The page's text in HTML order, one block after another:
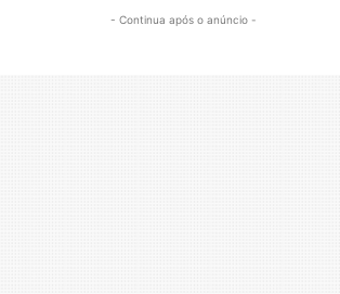
- Continua após o anúncio -